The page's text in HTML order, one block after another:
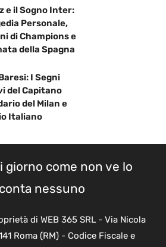
e il Sogno Inter:
Personale,
di Champions e
della Spagna
I Segni
del Capitano
del Milan e
Italiano
giorno come non ve lo
nessuno
di WEB 365 SRL - Via Nicola
Roma (RM) - Codice Fiscale e